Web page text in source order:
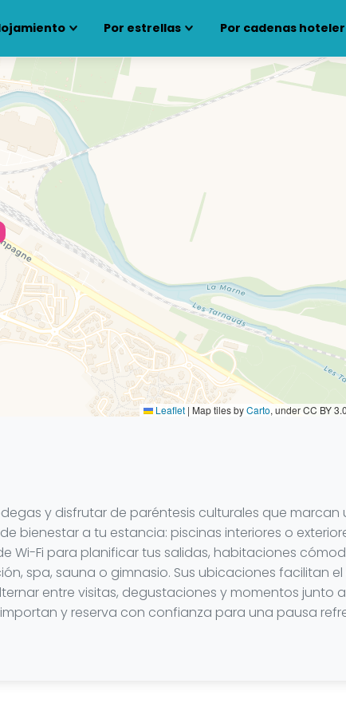
Por estrellas Por cadenas
Leaflet | Map tiles byCarto, under CC BY
y disfrutar de paréntesis culturales que marcan
bienestar a tu estancia: piscinas interiores o
Wi-Fi para planificar tus salidas, habitaciones
spa, sauna o gimnasio. Sus ubicaciones facilitan
entre visitas, degustaciones y momentos junto
y reserva con confianza para una pausa